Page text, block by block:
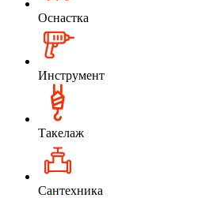
Оснастка
Инструмент
Такелаж
Сантехника